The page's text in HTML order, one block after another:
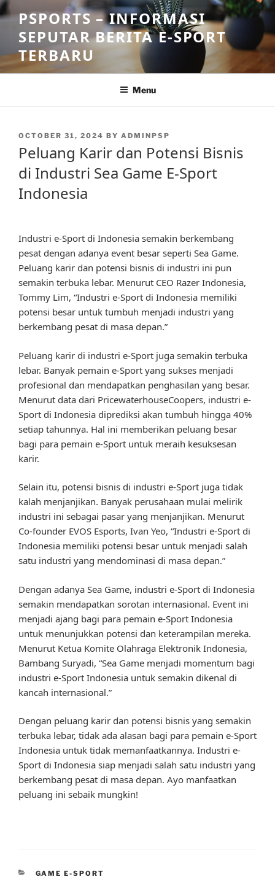
Skip
to
content
PSPORTS – INFORMASI
SEPUTAR BERITA E-SPORT
TERBARU
Menu
POSTED
OCTOBER 31, 2024 BY ADMINPSP
Peluang Karir dan Potensi Bisnis
di Industri Sea Game E-Sport
Indonesia
Industri e-Sport di Indonesia semakin berkembang
pesat dengan adanya event besar seperti Sea Game.
Peluang karir dan potensi bisnis di industri ini pun
semakin terbuka lebar. Menurut CEO Razer Indonesia,
Tommy Lim, “Industri e-Sport di Indonesia memiliki
potensi besar untuk tumbuh menjadi industri yang
berkembang pesat di masa depan.”
Peluang karir di industri e-Sport juga semakin terbuka
lebar. Banyak pemain e-Sport yang sukses menjadi
profesional dan mendapatkan penghasilan yang besar.
Menurut data dari PricewaterhouseCoopers, industri e-
Sport di Indonesia diprediksi akan tumbuh hingga 40%
setiap tahunnya. Hal ini memberikan peluang besar
bagi para pemain e-Sport untuk meraih kesuksesan
karir.
Selain itu, potensi bisnis di industri e-Sport juga tidak
kalah menjanjikan. Banyak perusahaan mulai melirik
industri ini sebagai pasar yang menjanjikan. Menurut
Co-founder EVOS Esports, Ivan Yeo, “Industri e-Sport di
Indonesia memiliki potensi besar untuk menjadi salah
satu industri yang mendominasi di masa depan.”
Dengan adanya Sea Game, industri e-Sport di Indonesia
semakin mendapatkan sorotan internasional. Event ini
menjadi ajang bagi para pemain e-Sport Indonesia
untuk menunjukkan potensi dan keterampilan mereka.
Menurut Ketua Komite Olahraga Elektronik Indonesia,
Bambang Suryadi, “Sea Game menjadi momentum bagi
industri e-Sport Indonesia untuk semakin dikenal di
kancah internasional.”
Dengan peluang karir dan potensi bisnis yang semakin
terbuka lebar, tidak ada alasan bagi para pemain e-Sport
Indonesia untuk tidak memanfaatkannya. Industri e-
Sport di Indonesia siap menjadi salah satu industri yang
berkembang pesat di masa depan. Ayo manfaatkan
peluang ini sebaik mungkin!
CATEGORIES
GAME E-SPORT